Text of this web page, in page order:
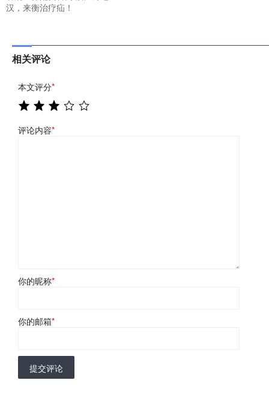
汉，来衡治疗疝！
相关评论
本文评分*
评论内容*
你的昵称*
你的邮箱*
提交评论